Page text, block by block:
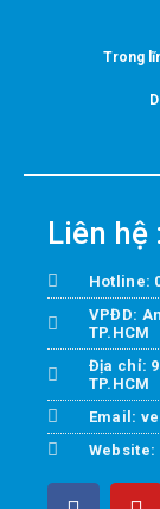
Trong
Liên hệ :
Hotline:
VPĐD:
TP.HCM
Địa chỉ: 9
TP.HCM
Email: